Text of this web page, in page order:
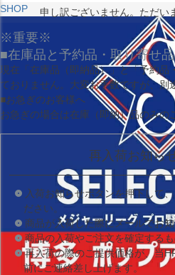
SHOP
申し訳ございません。ただい
※重要※
■在庫品と予約品・取り寄せ
現在 「在庫品（即納品）」と「予約品
ておりません。大変お手数ですが、別
■お急ぎのお客様へ
お急ぎの場合は在庫（即納）品のみの
再入荷お知ら
入荷お知らせボタンを押下して
ださい。
商品が入荷した際にメールでお
商品の入荷やご注文を確定するも
再入荷の際のご提供価格が、当
前にご連絡差し上げます。